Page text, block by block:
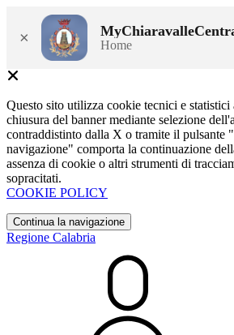
× Home
Questo sito utilizza cookie tecnici e
chiusura del banner mediante selezione
contraddistinto dalla X o tramite il pulsante
navigazione" comporta la continuazione
assenza di cookie o altri strumenti di
sopracitati.
COOKIE POLICY
Continua la navigazione
Regione Calabria